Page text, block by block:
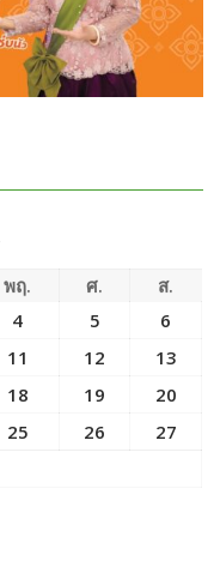
พฤ. ศ.
ส.
4 5
6
11 12
13
18 19
20
25 26
27